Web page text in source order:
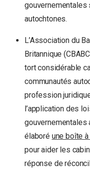
gouvernementales
autochtones.
L’Association du
Britannique
tort considérable
communautés
profession
l’application des
gouvernementales
élaboré une boîte
pour aider les
réponse de